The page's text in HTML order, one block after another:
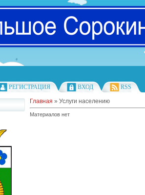
РЕГИСТРАЦИЯ ВХОД RSS
Главная » Услуги населению
Материалов нет